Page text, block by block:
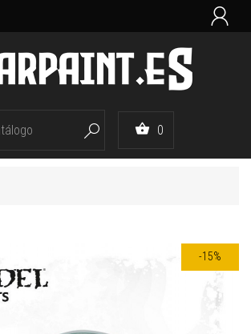

  0
-15%